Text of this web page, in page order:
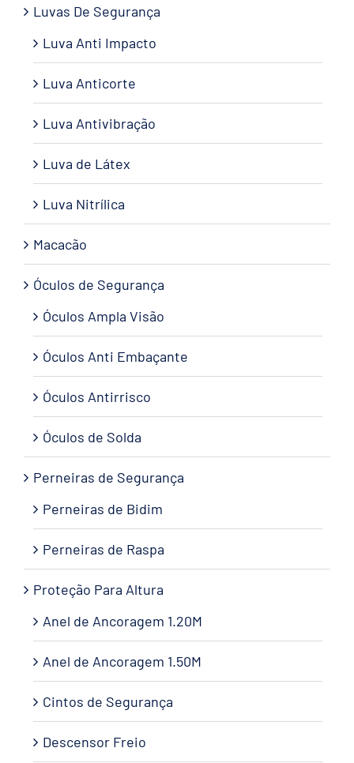
Luvas De Segurança
Luva Anti Impacto
Luva Anticorte
Luva Antivibração
Luva de Látex
Luva Nitrílica
Macacão
Óculos de Segurança
Óculos Ampla Visão
Óculos Anti Embaçante
Óculos Antirrisco
Óculos de Solda
Perneiras de Segurança
Perneiras de Bidim
Perneiras de Raspa
Proteção Para Altura
Anel de Ancoragem 1.20M
Anel de Ancoragem 1.50M
Cintos de Segurança
Descensor Freio